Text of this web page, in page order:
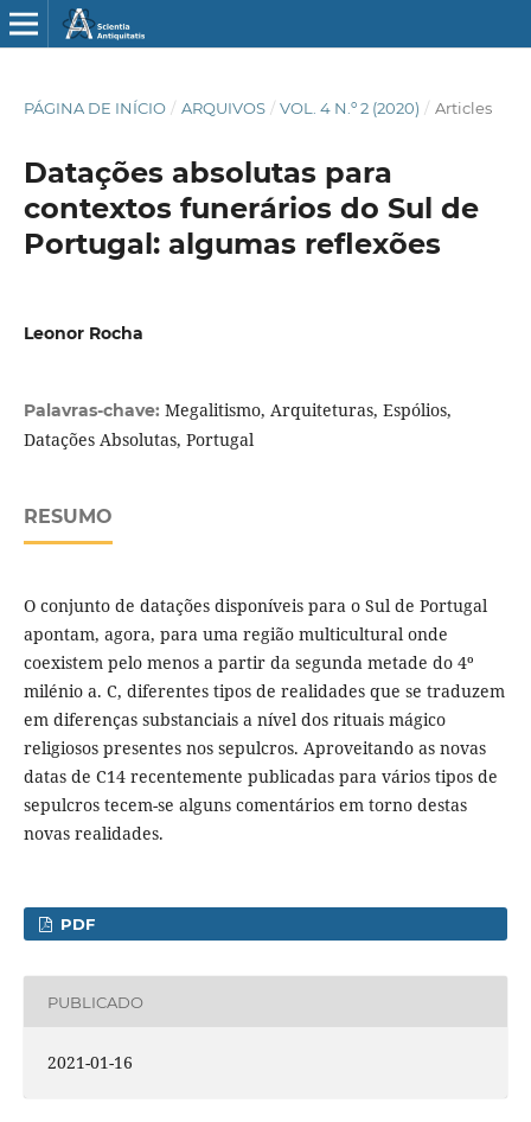
PÁGINA DE INÍCIO / ARQUIVOS / VOL. 4 N.º 2 (2020) / Articles
Datações absolutas para
contextos funerários do Sul de
Portugal: algumas reflexões
Leonor Rocha
Palavras-chave: Megalitismo, Arquiteturas, Espólios,
Datações Absolutas, Portugal
RESUMO
O conjunto de datações disponíveis para o Sul de Portugal
apontam, agora, para uma região multicultural onde
coexistem pelo menos a partir da segunda metade do 4º
milénio a. C, diferentes tipos de realidades que se traduzem
em diferenças substanciais a nível dos rituais mágico
religiosos presentes nos sepulcros. Aproveitando as novas
datas de C14 recentemente publicadas para vários tipos de
sepulcros tecem-se alguns comentários em torno destas
novas realidades.
PDF
PUBLICADO
2021-01-16